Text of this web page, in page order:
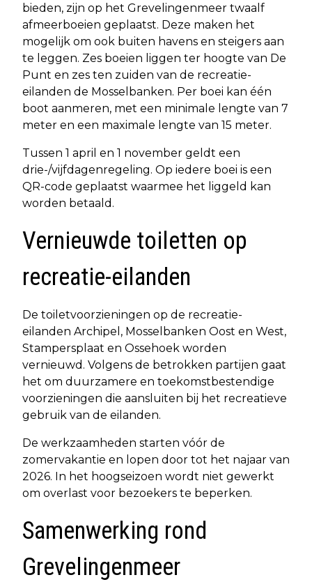
bieden, zijn op het Grevelingenmeer twaalf
afmeerboeien geplaatst. Deze maken het
mogelijk om ook buiten havens en steigers aan
te leggen. Zes boeien liggen ter hoogte van De
Punt en zes ten zuiden van de recreatie-
eilanden de Mosselbanken. Per boei kan één
boot aanmeren, met een minimale lengte van 7
meter en een maximale lengte van 15 meter.
Tussen 1 april en 1 november geldt een
drie-/vijfdagenregeling. Op iedere boei is een
QR-code geplaatst waarmee het liggeld kan
worden betaald.
Vernieuwde toiletten op
recreatie-eilanden
De toiletvoorzieningen op de recreatie-
eilanden Archipel, Mosselbanken Oost en West,
Stampersplaat en Ossehoek worden
vernieuwd. Volgens de betrokken partijen gaat
het om duurzamere en toekomstbestendige
voorzieningen die aansluiten bij het recreatieve
gebruik van de eilanden.
De werkzaamheden starten vóór de
zomervakantie en lopen door tot het najaar van
2026. In het hoogseizoen wordt niet gewerkt
om overlast voor bezoekers te beperken.
Samenwerking rond
Grevelingenmeer